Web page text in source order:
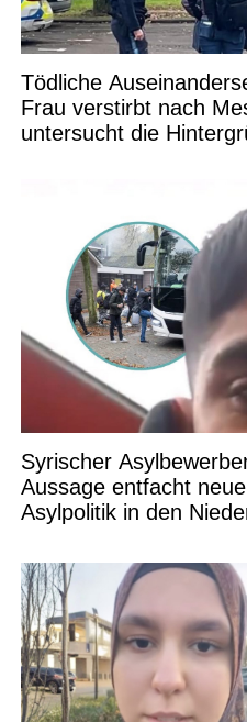
Tödliche
Frau verstirbt nach
untersucht die
Syrischer
Aussage entfacht
Asylpolitik in den